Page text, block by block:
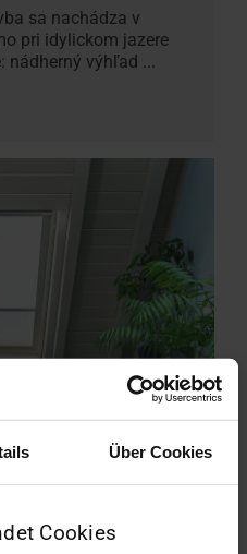
Über Cookies
Cookies
sa nachádza v
pri idylickom jazere
výhľad ...